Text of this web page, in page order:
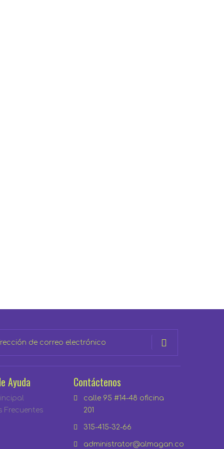
Ayuda
Frecuentes
Contáctenos
calle 95 #14-48 oficina
201
315-415-32-66
administrator@almagan.co